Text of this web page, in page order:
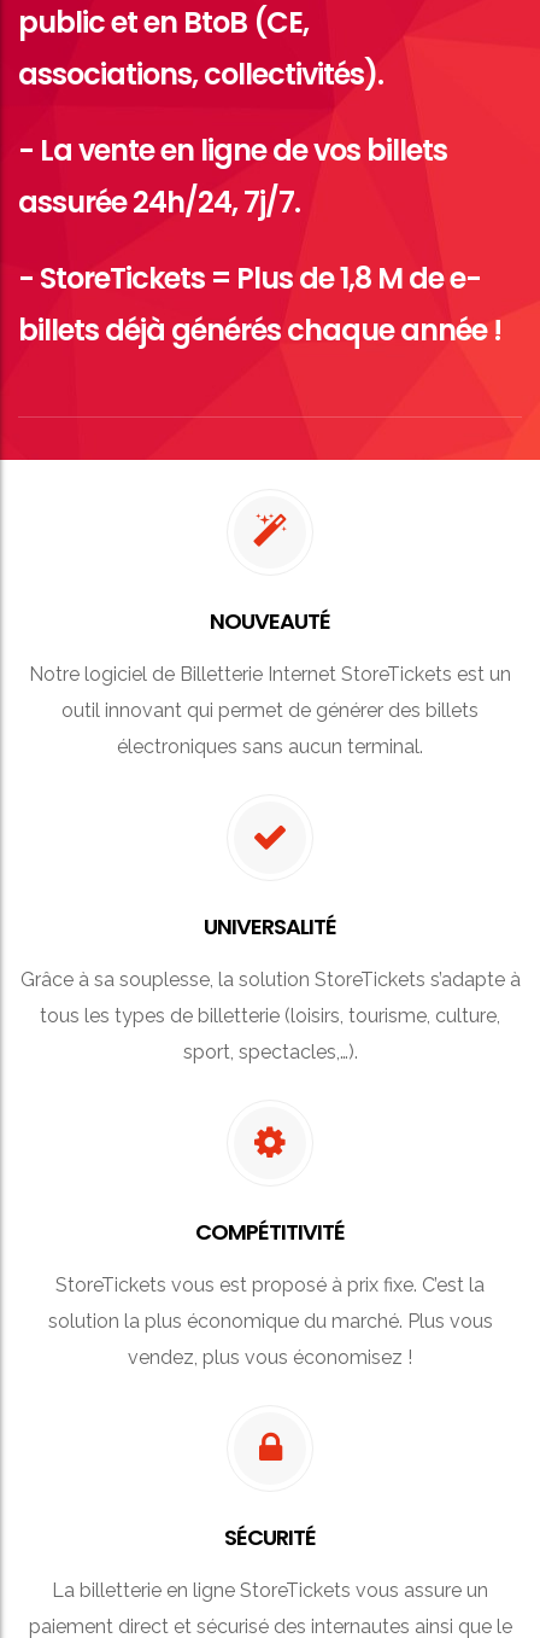
public et en BtoB (CE,
associations, collectivités).
- La vente en ligne de vos billets
assurée 24h/24, 7j/7.
- StoreTickets = Plus de 1,8 M de e-
billets déjà générés chaque année !
NOUVEAUTÉ
Notre logiciel de Billetterie Internet StoreTickets est un
outil innovant qui permet de générer des billets
électroniques sans aucun terminal.
UNIVERSALITÉ
Grâce à sa souplesse, la solution StoreTickets s’adapte à
tous les types de billetterie (loisirs, tourisme, culture,
sport, spectacles,…).
COMPÉTITIVITÉ
StoreTickets vous est proposé à prix fixe. C’est la
solution la plus économique du marché. Plus vous
vendez, plus vous économisez !
SÉCURITÉ
La billetterie en ligne StoreTickets vous assure un
paiement direct et sécurisé des internautes ainsi que le